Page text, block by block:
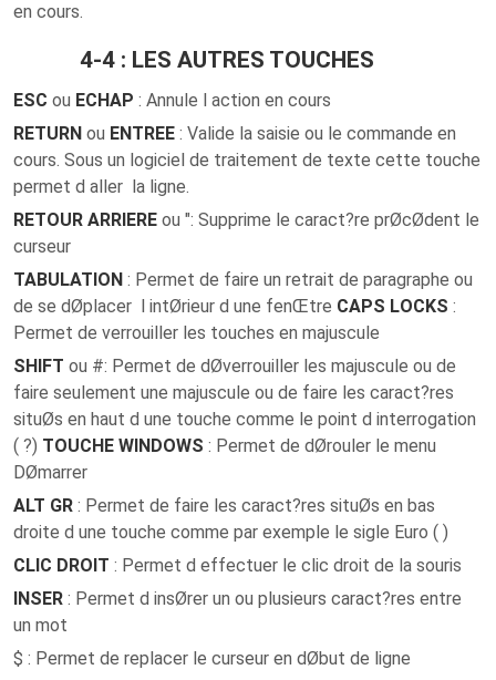
en cours.
4-4 : LES AUTRES TOUCHES
ESC ou ECHAP : Annule l action en cours
RETURN ou ENTREE : Valide la saisie ou le commande en
cours. Sous un logiciel de traitement de texte cette touche
permet d aller la ligne.
RETOUR ARRIERE ou ": Supprime le caract?re prØcØdent le
curseur
TABULATION : Permet de faire un retrait de paragraphe ou
de se dØplacer l intØrieur d une fenŒtre CAPS LOCKS :
Permet de verrouiller les touches en majuscule
SHIFT ou #: Permet de dØverrouiller les majuscule ou de
faire seulement une majuscule ou de faire les caract?res
situØs en haut d une touche comme le point d interrogation
( ?) TOUCHE WINDOWS : Permet de dØrouler le menu
DØmarrer
ALT GR : Permet de faire les caract?res situØs en bas
droite d une touche comme par exemple le sigle Euro ( )
CLIC DROIT : Permet d effectuer le clic droit de la souris
INSER : Permet d insØrer un ou plusieurs caract?res entre
un mot
$ : Permet de replacer le curseur en dØbut de ligne